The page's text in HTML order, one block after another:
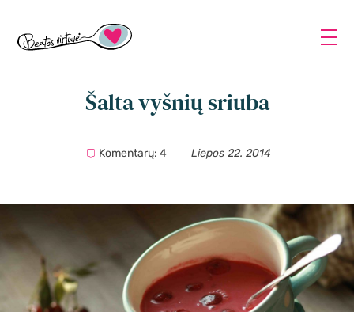
Šalta vyšnių sriuba
Komentarų: 4 Liepos 22. 2014